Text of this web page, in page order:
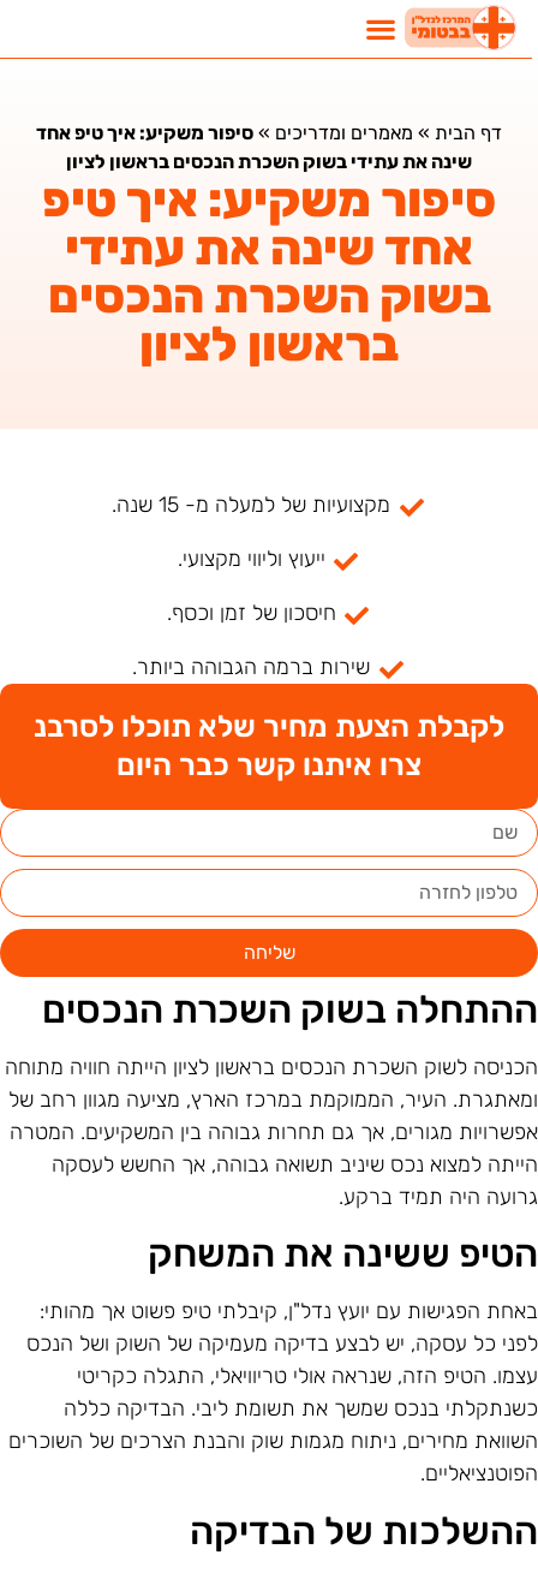
דף הבית»מאמרים ומדריכים»סיפור משקיע: איך טיפ אחד
שינה את עתידי בשוק השכרת הנכסים בראשון לציון
סיפור משקיע: איך טיפ
אחד שינה את עתידי
בשוק השכרת הנכסים
בראשון לציון
מקצועיות של למעלה מ- 15 שנה.
ייעוץ וליווי מקצועי.
חיסכון של זמן וכסף.
שירות ברמה הגבוהה ביותר.
לקבלת הצעת מחיר שלא תוכלו לסרבנ
צרו איתנו קשר כבר היום
שליחה
בשוק השכרת הנכסים
לשוק השכרת הנכסים בראשון לציון הייתה חוויה מתוחה
העיר, הממוקמת במרכז הארץ, מציעה מגוון רחב של
מגורים, אך גם תחרות גבוהה בין המשקיעים. המטרה
למצוא נכס שיניב תשואה גבוהה, אך החשש לעסקה
היה תמיד ברקע.
ששינה את המשחק
הפגישות עם יועץ נדל"ן, קיבלתי טיפ פשוט אך מהותי:
כל עסקה, יש לבצע בדיקה מעמיקה של השוק ושל הנכס
הטיפ הזה, שנראה אולי טריוויאלי, התגלה כקריטי
בנכס שמשך את תשומת ליבי. הבדיקה כללה
מחירים, ניתוח מגמות שוק והבנת הצרכים של השוכרים
של הבדיקה